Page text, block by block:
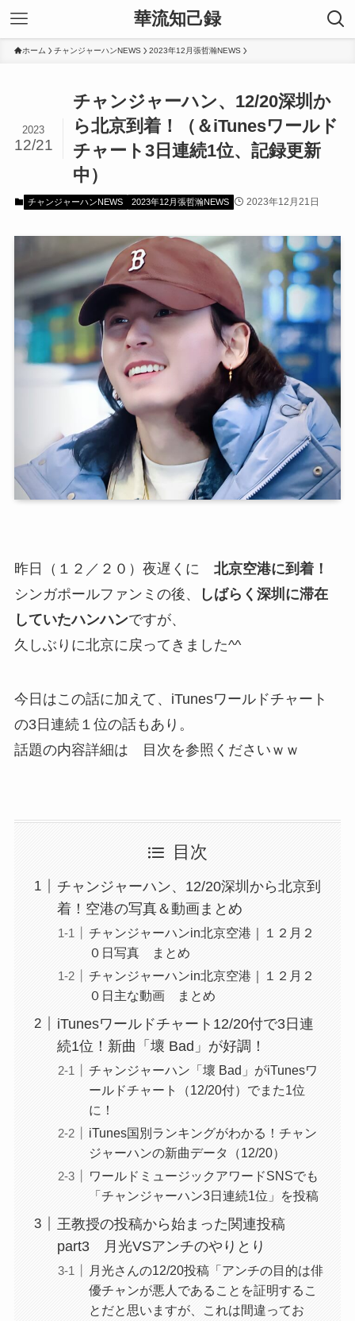
華流知己録
ホーム チャンジャーハンNEWS 2023年12月張哲瀚NEWS
チャンジャーハン、12/20深圳か
ら北京到着！（＆iTunesワールド
チャート3日連続1位、記録更新
中）
2023
12/21
チャンジャーハンNEWS 2023年12月張哲瀚NEWS 2023年12月21日
昨日（１２／２０）夜遅くに 北京空港に到着！
シンガポールファンミの後、
しばらく深圳に滞在
していたハンハンですが、
久しぶりに北京に戻ってきました^^
今日はこの話に加えて、iTunesワールドチャート
の3日連続１位の話もあり。
話題の内容詳細は 目次を参照くださいｗｗ
目次
チャンジャーハン、12/20深圳から北京到
着！空港の写真＆動画まとめ
チャンジャーハンin北京空港｜１２月２
０日写真 まとめ
チャンジャーハンin北京空港｜１２月２
０日主な動画 まとめ
iTunesワールドチャート12/20付で3日連
続1位！新曲「壞 Bad」が好調！
チャンジャーハン「壞 Bad」がiTunesワ
ールドチャート（12/20付）でまた1位
に！
iTunes国別ランキングがわかる！チャン
ジャーハンの新曲データ（12/20）
ワールドミュージックアワードSNSでも
「チャンジャーハン3日連続1位」を投稿
王教授の投稿から始まった関連投稿
part3 月光VSアンチのやりとり
月光さんの12/20投稿「アンチの目的は俳
優チャンが悪人であることを証明するこ
とだと思いますが、これは間違ってお